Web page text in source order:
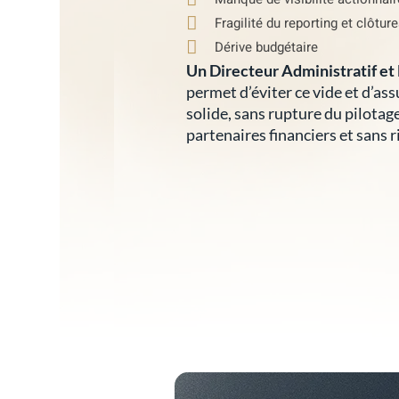
Fragilité du reporting et
Dérive budgétaire
Un Directeur Administratif et
permet d’éviter ce vide et
solide, sans rupture du
partenaires financiers et sans